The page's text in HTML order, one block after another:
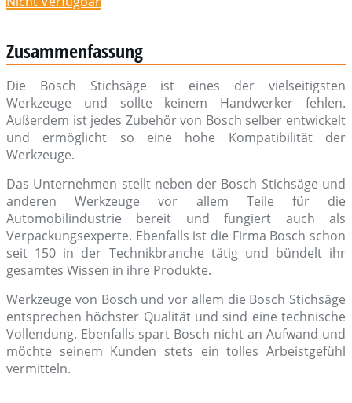
Zusammenfassung
Die Bosch Stichsäge ist eines der vielseitigsten
Werkzeuge und sollte keinem Handwerker fehlen.
Außerdem ist jedes Zubehör von Bosch selber entwickelt
und ermöglicht so eine hohe Kompatibilität der
Werkzeuge.
Das Unternehmen stellt neben der Bosch Stichsäge und
anderen Werkzeuge vor allem Teile für die
Automobilindustrie bereit und fungiert auch als
Verpackungsexperte. Ebenfalls ist die Firma Bosch schon
seit 150 in der Technikbranche tätig und bündelt ihr
gesamtes Wissen in ihre Produkte.
Werkzeuge von Bosch und vor allem die Bosch Stichsäge
entsprechen höchster Qualität und sind eine technische
Vollendung. Ebenfalls spart Bosch nicht an Aufwand und
möchte seinem Kunden stets ein tolles Arbeistgefühl
vermitteln.